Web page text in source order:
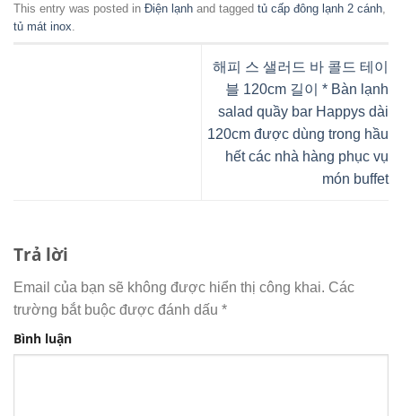
This entry was posted in Điện lạnh and tagged tủ cấp đông lạnh 2 cánh
tủ mát inox
해피 스 샐러드 바 콜드 테이
블 120cm 길이 * Bàn lạnh
salad quầy bar Happys dài
120cm được dùng trong hầu
hết các nhà hàng phục vụ
món buffet
Trả lời
Email của bạn sẽ không được hiển thị công khai. Các
trường bắt buộc được đánh dấu *
Bình luận